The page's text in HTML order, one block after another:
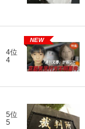
4位
4
NEW
5位
5